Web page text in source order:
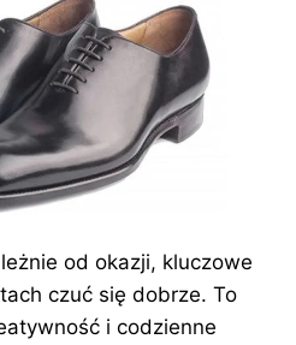
od okazji, kluczowe
czuć się dobrze. To
i codzienne